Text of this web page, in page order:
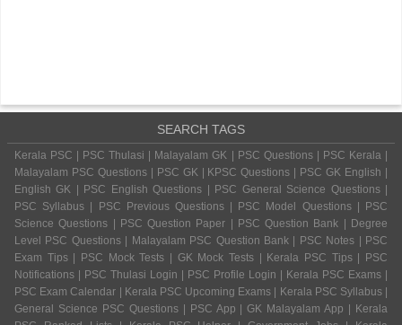
SEARCH TAGS
Kerala PSC | PSC Thulasi | Malayalam GK | PSC Questions | PSC Kerala |
Malayalam PSC Questions | PSC GK | KPSC Questions | PSC GK English |
English GK | PSC English Questions | PSC General Science Questions |
PSC Syllabus | PSC Previous Questions | PSC Model Questions | PSC
Science Questions | PSC Question Paper | PSC Question Bank | Degree
Level PSC Questions | Malayalam PSC Question Bank | PSC Notes | PSC
Exam Tips | PSC Mock Tests | GK Mock Tests | Kerala PSC Tips | PSC
Notifications | PSC Thulasi Login | PSC Profile Login | Kerala PSC Exams |
PSC Exam Calendar | Kerala PSC Upcoming Exams | Kerala PSC Syllabus |
General Science PSC Questions | PSC App | GK Malayalam App | Kerala